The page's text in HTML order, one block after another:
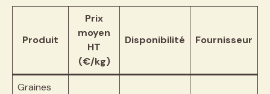
Produit
Prix
moyen
HT
(€/kg)
Disponibilité Fournisseur
Graines